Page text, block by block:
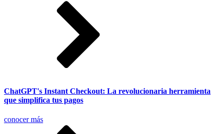
ChatGPT's Instant Checkout: La revolucionaria herramienta
que simplifica tus pagos
conocer más